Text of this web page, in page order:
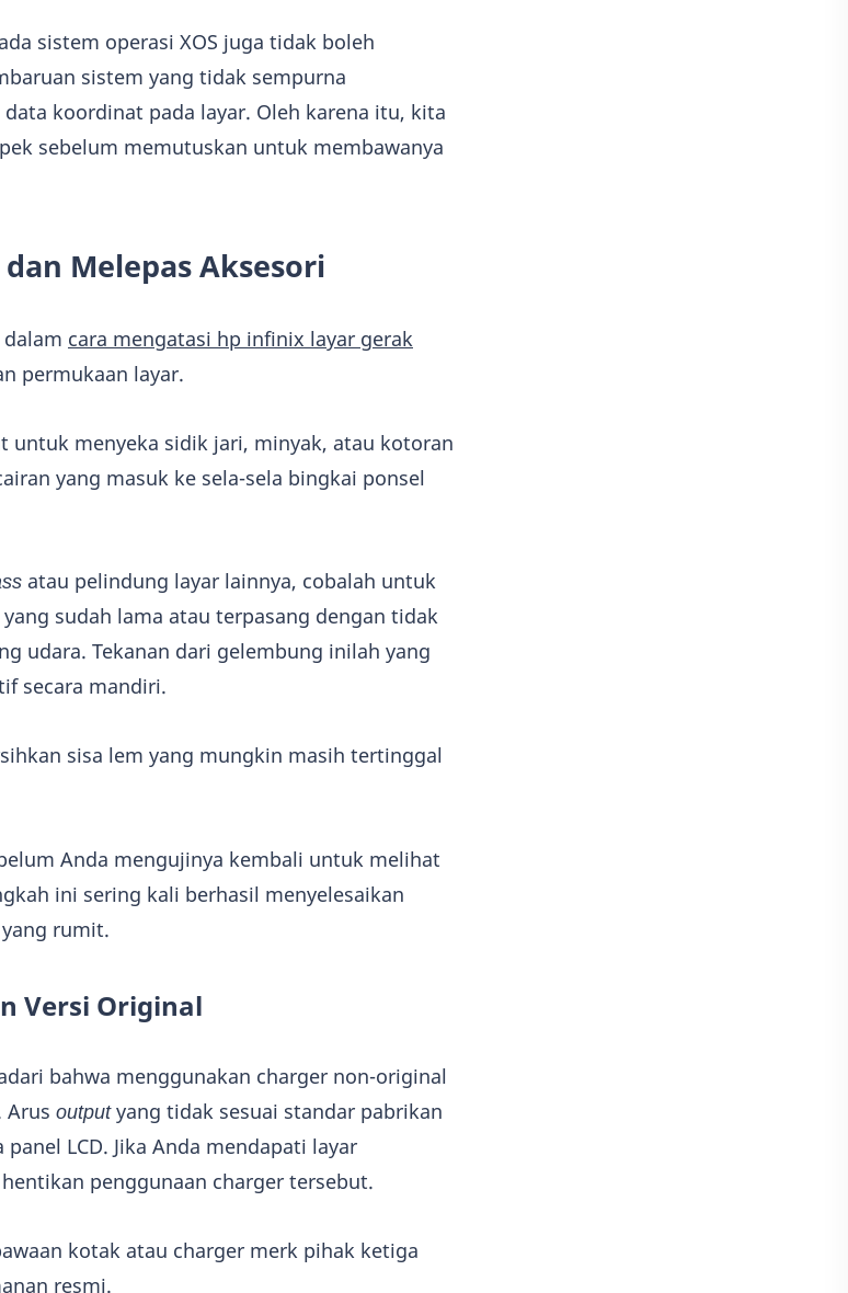
sistem operasi XOS juga tidak boleh
sistem yang tidak sempurna
koordinat pada layar. Oleh karena itu, kita
sebelum memutuskan untuk membawanya
Melepas Aksesori
cara mengatasi hp infinix layar gerak
permukaan layar.
untuk menyeka sidik jari, minyak, atau kotoran
yang masuk ke sela-sela bingkai ponsel
atau pelindung layar lainnya, cobalah untuk
sudah lama atau terpasang dengan tidak
udara. Tekanan dari gelembung inilah yang
secara mandiri.
sisa lem yang mungkin masih tertinggal
Anda mengujinya kembali untuk melihat
ini sering kali berhasil menyelesaikan
rumit.
Versi Original
bahwa menggunakan charger non-original
Arus outputyang tidak sesuai standar pabrikan
LCD. Jika Anda mendapati layar
penggunaan charger tersebut.
kotak atau charger merk pihak ketiga
resmi.